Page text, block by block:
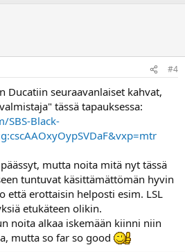
#4
Ducatiin seuraavanlaiset kahvat,
tässä tapauksessa:
SBS-Black-
mutta noita mitä nyt tässä
tuntuvat käsittämättömän hyvin
että erottaisin helposti esim. LSL
etukäteen olikin.
noita alkaa iskemään kiinni niin
mutta so far so good